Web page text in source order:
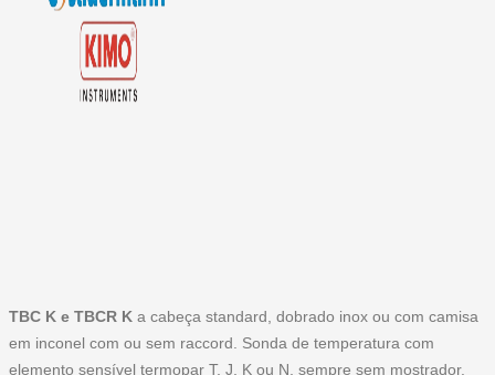
TBC K e TBCR Ka cabeça standard, dobrado inox ou com camisa
em inconel com ou sem raccord. Sonda de temperatura com
elemento sensível termopar T, J, K ou N, sempre sem mostrador.